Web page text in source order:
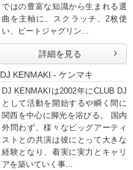
ではの豊富な知識から生まれる選
曲を主軸に、スクラッチ、2枚使
い、ビートジャグリン...
詳細を見る
DJ KENMAKI - ケンマキ
DJ KENMAKIは2002年にCLUB DJ
として活動を開始するや瞬く間に
関西を中心に脚光を浴びる。 国内
外問わず、様々なビッグアーティ
ストとの共演は彼にとって大きな
経験となり、着実に実力とキャリ
アを築いていく事...